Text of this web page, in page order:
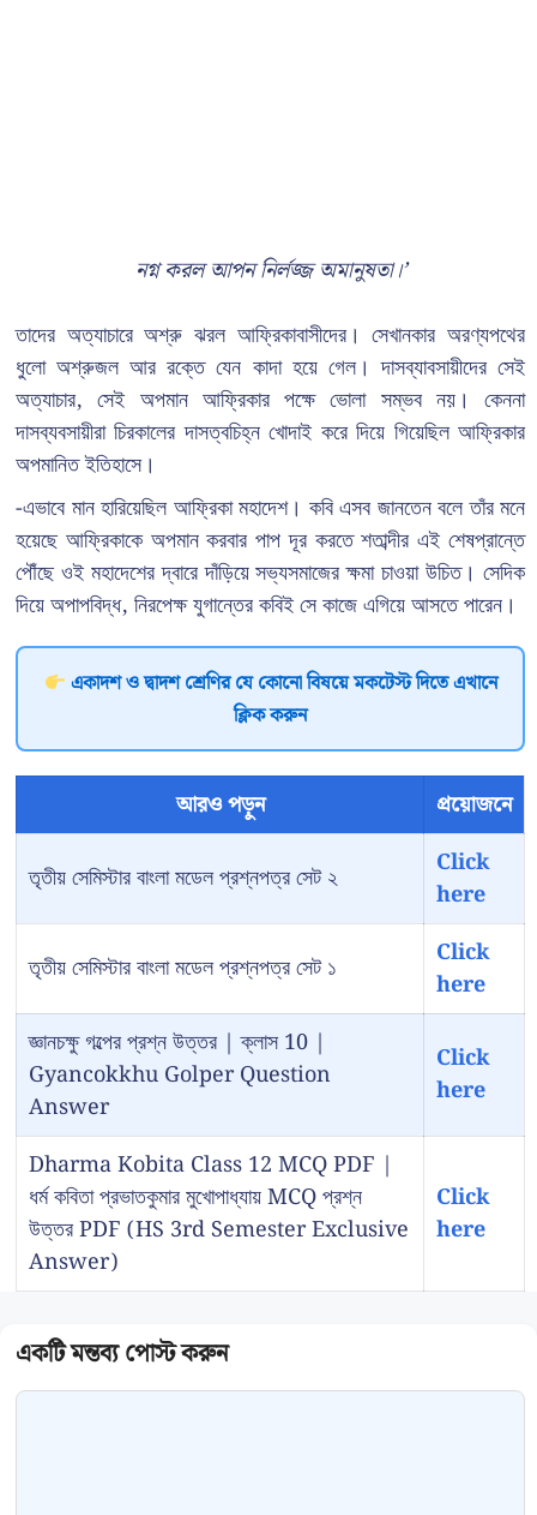
নগ্ন করল আপন নির্লজ্জ অমানুষতা।’
তাদের অত্যাচারে অশ্রু ঝরল আফ্রিকাবাসীদের। সেখানকার অরণ্যপথের
ধুলো অশ্রুজল আর রক্তে যেন কাদা হয়ে গেল। দাসব্যাবসায়ীদের সেই
অত্যাচার, সেই অপমান আফ্রিকার পক্ষে ভোলা সম্ভব নয়। কেননা
দাসব্যবসায়ীরা চিরকালের দাসত্বচিহ্ন খোদাই করে দিয়ে গিয়েছিল আফ্রিকার
অপমানিত ইতিহাসে।
-এভাবে মান হারিয়েছিল আফ্রিকা মহাদেশ। কবি এসব জানতেন বলে তাঁর মনে
হয়েছে আফ্রিকাকে অপমান করবার পাপ দূর করতে শতাব্দীর এই শেষপ্রান্তে
পৌঁছে ওই মহাদেশের দ্বারে দাঁড়িয়ে সভ্যসমাজের ক্ষমা চাওয়া উচিত। সেদিক
দিয়ে অপাপবিদ্ধ, নিরপেক্ষ যুগান্তের কবিই সে কাজে এগিয়ে আসতে পারেন।
একাদশ ও দ্বাদশ শ্রেণির যে কোনো বিষয়ে মকটেস্ট দিতে এখানে
ক্লিক করুন
আরও পড়ুন প্রয়োজনে
তৃতীয় সেমিস্টার বাংলা মডেল প্রশ্নপত্র সেট ২
Click
here
তৃতীয় সেমিস্টার বাংলা মডেল প্রশ্নপত্র সেট ১
Click
here
জ্ঞানচক্ষু গল্পের প্রশ্ন উত্তর | ক্লাস 10 |
Gyancokkhu Golper Question
Answer
Click
here
Dharma Kobita Class 12 MCQ PDF |
ধর্ম কবিতা প্রভাতকুমার মুখোপাধ্যায় MCQ প্রশ্ন
উত্তর PDF (HS 3rd Semester Exclusive
Answer)
Click
here
Comment